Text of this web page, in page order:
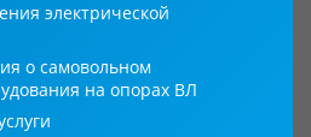
электрической
о самовольном
на опорах ВЛ